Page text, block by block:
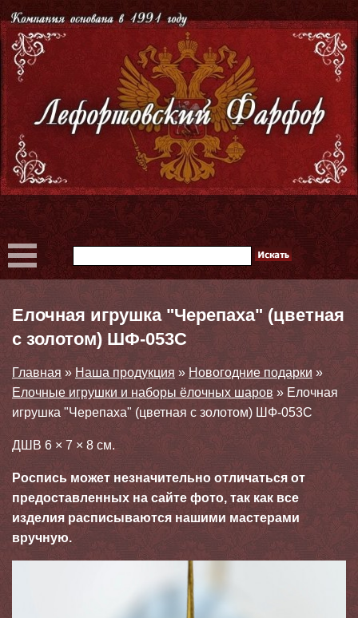
Елочная игрушка "Черепаха" (цветная
с золотом) ШФ-053С
Главная » Наша продукция » Новогодние подарки »
Елочные игрушки и наборы ёлочных шаров » Елочная
игрушка "Черепаха" (цветная с золотом) ШФ-053С
ДШВ 6 × 7 × 8 см.
Роспись может незначительно отличаться от
предоставленных на сайте фото, так как все
изделия расписываются нашими мастерами
вручную.